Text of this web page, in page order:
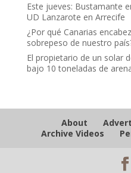
Este jueves: Bustamante
UD Lanzarote en Arrecife
¿Por qué Canarias
sobrepeso de nuestro
El propietario de un solar
bajo 10 toneladas de
About
Archive Videos